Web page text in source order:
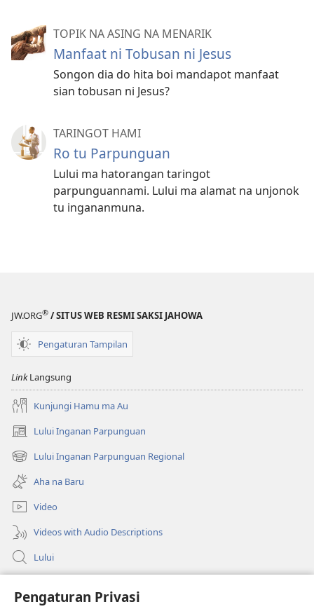
Pengaturan Privasi
TOPIK NA ASING NA MENARIK
Manfaat ni Tobusan ni Jesus
Songon dia do hita boi mandapot manfaat
sian tobusan ni Jesus?
TARINGOT HAMI
Ro tu Parpunguan
Lului ma hatorangan taringot
parpunguannami. Lului ma alamat na unjonok
tu ingananmuna.
JW.ORG® / SITUS WEB RESMI SAKSI JAHOWA
Pengaturan Tampilan
LinkLangsung
Kunjungi Hamu ma Au
Lului Inganan Parpunguan
(opens
new
window)
Lului Inganan Parpunguan Regional
(opens
new
window)
Aha na Baru
Video
Videos with Audio Descriptions
Lului